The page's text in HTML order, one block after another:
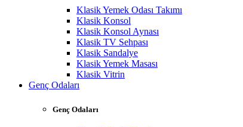
Klasik Yemek Odası Takımı
Klasik Konsol
Klasik Konsol Aynası
Klasik TV Sehpası
Klasik Sandalye
Klasik Yemek Masası
Klasik Vitrin
Genç Odaları
Genç Odaları